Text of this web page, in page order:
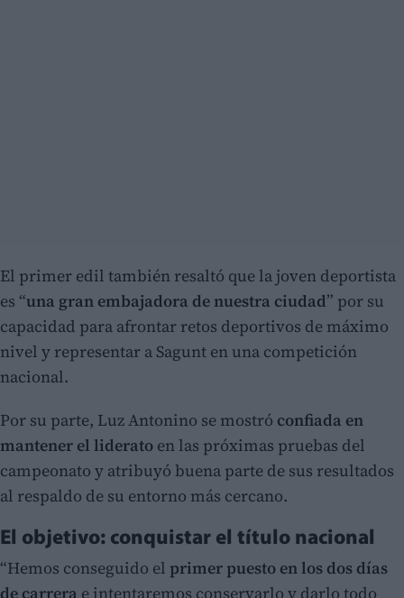
El primer edil también resaltó que la joven deportista
es “una gran embajadora de nuestra ciudad” por su
capacidad para afrontar retos deportivos de máximo
nivel y representar a Sagunt en una competición
nacional.
Por su parte, Luz Antonino se mostró confiada en
mantener el liderato en las próximas pruebas del
campeonato y atribuyó buena parte de sus resultados
al respaldo de su entorno más cercano.
El objetivo: conquistar el título nacional
“Hemos conseguido el primer puesto en los dos días
de carrera e intentaremos conservarlo y darlo todo